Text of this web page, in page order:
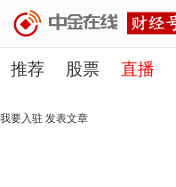
推荐 股票 直播
理财 行业
我要入驻 发表文章